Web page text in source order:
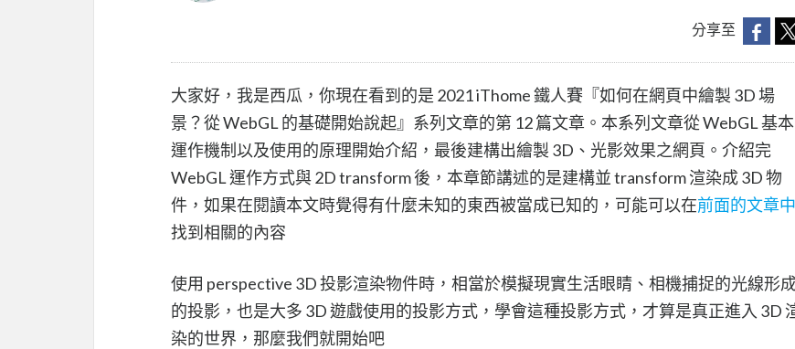
分享至
大家好，我是西瓜，你現在看到的是 2021 iThome 鐵人賽『如何在網頁中繪製 3D 場
景？從 WebGL 的基礎開始說起』系列文章的第 12 篇文章。本系列文章從 WebGL 基本
運作機制以及使用的原理開始介紹，最後建構出繪製 3D、光影效果之網頁。介紹完
WebGL 運作方式與 2D transform 後，本章節講述的是建構並 transform 渲染成 3D 物
件，如果在閱讀本文時覺得有什麼未知的東西被當成已知的，可能可以在前面的文章中
找到相關的內容
使用 perspective 3D 投影渲染物件時，相當於模擬現實生活眼睛、相機捕捉的光線形
的投影，也是大多 3D 遊戲使用的投影方式，學會這種投影方式，才算是真正進入 3D
染的世界，那麼我們就開始吧